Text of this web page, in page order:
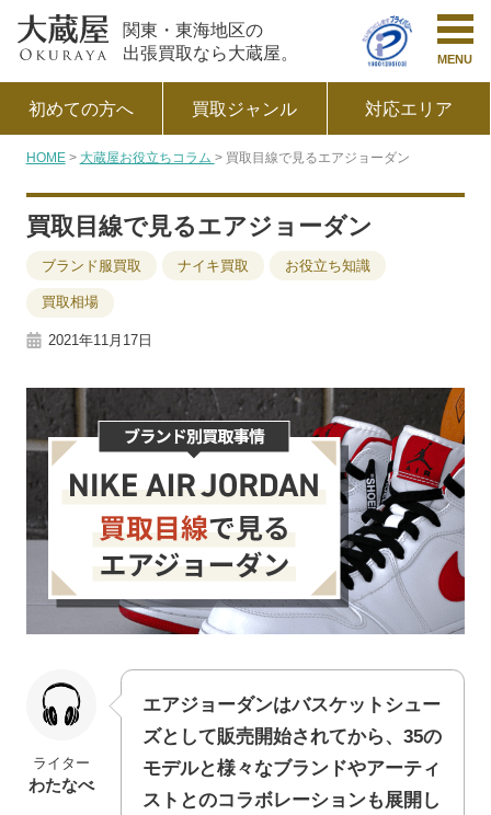
関東・東海地区の
出張買取なら大蔵屋。
MENU
初めての方へ 買取ジャンル 対応エリア
HOME 大蔵屋お役立ちコラム 買取目線で見るエアジョーダン
買取目線で見るエアジョーダン
ブランド服買取 ナイキ買取 お役立ち知識
買取相場
2021年11月17日
ライター
わたなべ
エアジョーダンはバスケットシュー
ズとして販売開始されてから、35の
モデルと様々なブランドやアーティ
ストとのコラボレーションも展開し